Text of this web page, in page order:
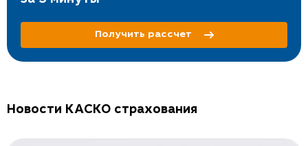
Получить рассчет
Новости КАСКО страхования